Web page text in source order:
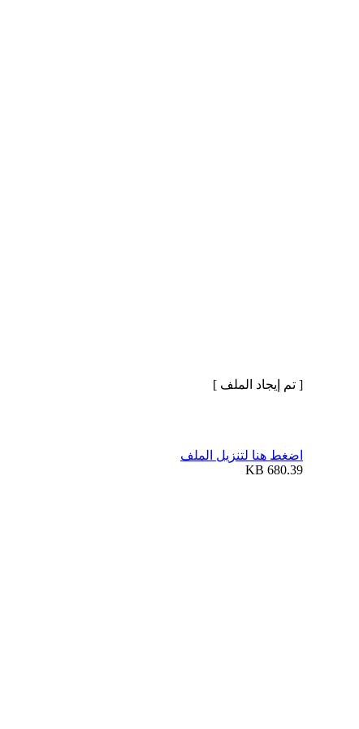
[ تم إيجاد الملف ]
اضغط هنا لتنزيل الملف
680.39 KB